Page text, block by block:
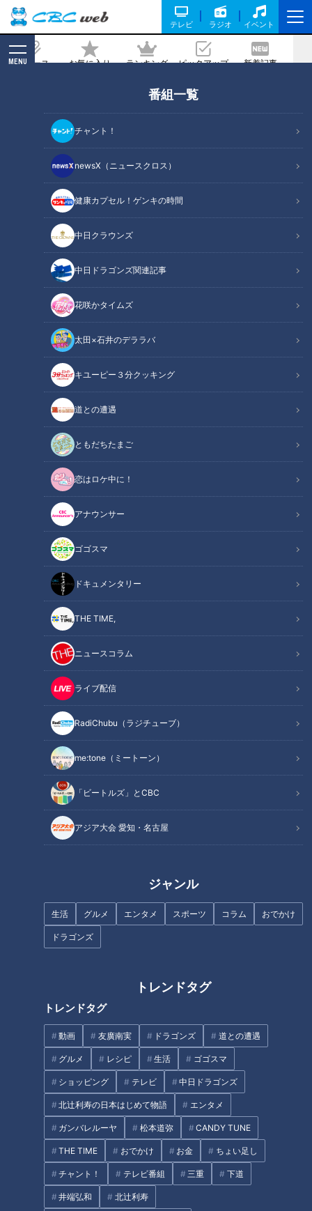
テレビ ラジオ イベント
ニュース お気に入り ランキング ピックアップ 新着記事
MENU
番組一覧
チャント！
newsX（ニュースクロス）
健康カプセル！ゲンキの時間
中日クラウンズ
中日ドラゴンズ関連記事
花咲かタイムズ
太田×石井のデララバ
キユーピー３分クッキング
道との遭遇
ともだちたまご
恋はロケ中に！
アナウンサー
ゴゴスマ
ドキュメンタリー
THE TIME,
ニュースコラム
ライブ配信
RadiChubu（ラジチューブ）
me:tone（ミートーン）
「ビートルズ」とCBC
アジア大会 愛知・名古屋
ジャンル
生活 グルメ エンタメ スポーツ コラム おでかけ
ドラゴンズ
トレンドタグ
トレンドタグ
動画 友廣南実 ドラゴンズ 道との遭遇
グルメ レシピ 生活 ゴゴスマ
ショッピング テレビ 中日ドラゴンズ
北辻利寿の日本はじめて物語 エンタメ
ガンバレルーヤ 松本道弥 CANDY TUNE
THE TIME おでかけ お金 ちょい足し
チャント！ テレビ番組 三重 下道
井端弘和 北辻利寿
般道だけで走ってみた⑤【初のゲスト
登場！】
2024/07/05 12:00
道との遭遇
「道との遭遇」動画
軽トラ女子・三田悠貴（岐阜出身）が軽トラで三重縦断！
その土地の食材で自炊をしながら300kmの下道旅へ・・・
この記事を見たあなたへのおすすめ
【三重300キロ】グラビアアイ
ドルが一般道だけで走ってみた
廃道化した「半過洞門」＆「宮
澤隧道」 長野県の千曲川の水
日本で唯一の合掌式石造り隧
道 大分県「日田往還」の廃道
に眠る「川原隧道」とは
②【道との遭遇】
グラドル・三田悠貴が軽トラで
愛知一周を目指し瀬戸市へ 道
の駅でお値打ち野菜を購入し大
【三重300キロ】グラビアアイ
番組紹介
道との遭遇
「道との遭遇」動画
ミキがミチに出会うバラエティ！全国のユニークな「道」を変化球
目線で深掘り、とことん楽しむ！CBCテレビにて毎週火曜日よる
11:56から放送。見逃し配信あり。